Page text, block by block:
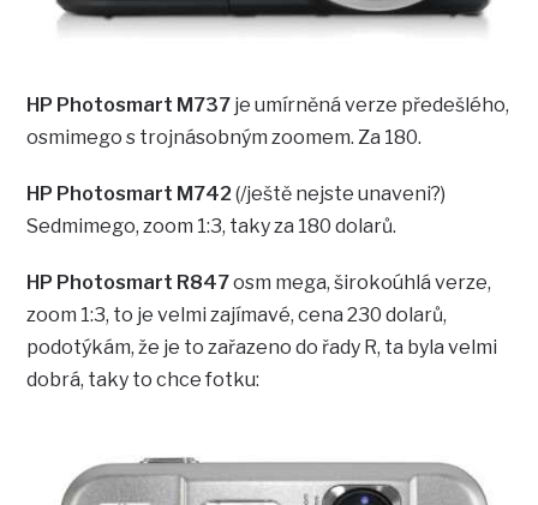
HP Photosmart M737 je umírněná verze předešlého,
osmimego s trojnásobným zoomem. Za 180.
HP Photosmart M742(/ještě nejste unaveni?)
Sedmimego, zoom 1:3, taky za 180 dolarů.
HP Photosmart R847osm mega, širokoúhlá verze,
zoom 1:3, to je velmi zajímavé, cena 230 dolarů,
podotýkám, že je to zařazeno do řady R, ta byla velmi
dobrá, taky to chce fotku: